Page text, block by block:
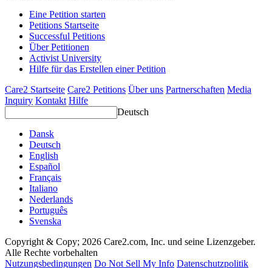
Eine Petition starten
Petitions Startseite
Successful Petitions
Über Petitionen
Activist University
Hilfe für das Erstellen einer Petition
Care2 Startseite Care2 Petitions Über uns Partnerschaften Media
Inquiry Kontakt Hilfe
Deutsch
Dansk
Deutsch
English
Español
Français
Italiano
Nederlands
Português
Svenska
Copyright & Copy; 2026 Care2.com, Inc. und seine Lizenzgeber.
Alle Rechte vorbehalten
Nutzungsbedingungen Do Not Sell My Info Datenschutzpolitik